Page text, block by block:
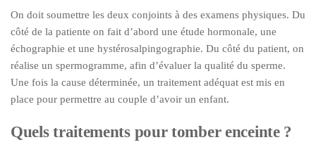
On doit soumettre les deux conjoints à des examens physiques. Du
côté de la patiente on fait d’abord une étude hormonale, une
échographie et une hystérosalpingographie. Du côté du patient, on
réalise un spermogramme, afin d’évaluer la qualité du sperme.
Une fois la cause déterminée, un traitement adéquat est mis en
place pour permettre au couple d’avoir un enfant.
Quels traitements pour tomber enceinte ?